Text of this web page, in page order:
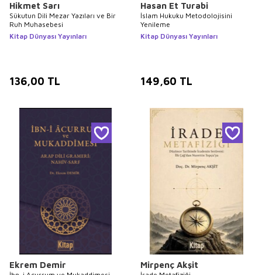
Hikmet Sarı
Sükutun Dili Mezar Yazıları ve Bir
Ruh Muhasebesi
Kitap Dünyası Yayınları
136,00 TL
Hasan Et Turabi
İslam Hukuku Metodolojisini
Yenileme
Kitap Dünyası Yayınları
149,60 TL
Ekrem Demir Mirpenç Akşit